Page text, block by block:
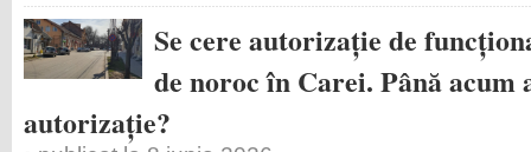
Se cere autorizație de
de noroc în Carei. Până
autorizație?